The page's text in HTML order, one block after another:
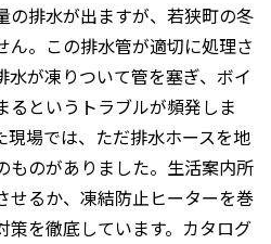
の排水が出ますが、若狭町の冬
ん。この排水管が適切に処理さ
水が凍りついて管を塞ぎ、ボイ
るというトラブルが頻発しま
現場では、ただ排水ホースを地
ものがありました。生活案内所
せるか、凍結防止ヒーターを巻
策を徹底しています。カタログ